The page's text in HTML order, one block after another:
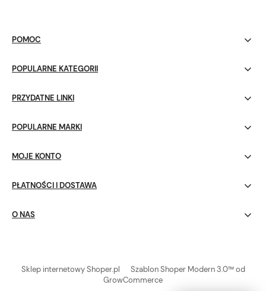
POMOC
POPULARNE KATEGORII
PRZYDATNE LINKI
POPULARNE MARKI
MOJE KONTO
PŁATNOŚCI I DOSTAWA
O NAS
Sklep internetowy Shoper.pl Szablon Shoper Modern 3.0™ od
GrowCommerce